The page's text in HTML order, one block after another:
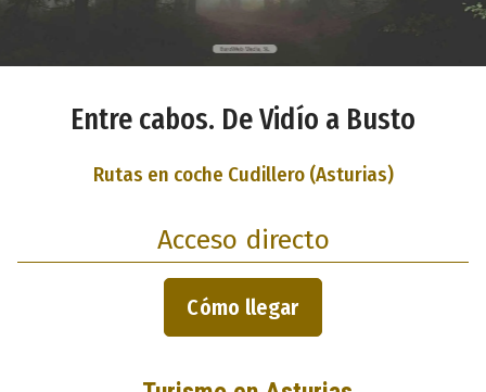
Entre cabos. De Vidío a Busto
Rutas en coche Cudillero (Asturias)
Acceso directo
Cómo llegar